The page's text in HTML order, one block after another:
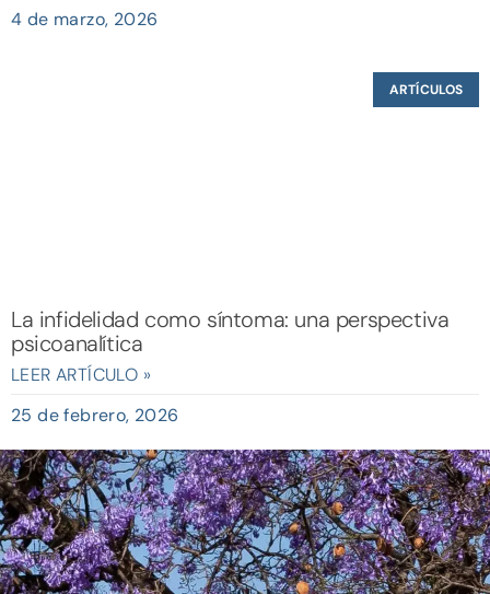
4 de marzo, 2026
ARTÍCULOS
La infidelidad como síntoma: una perspectiva
psicoanalítica
LEER ARTÍCULO »
25 de febrero, 2026